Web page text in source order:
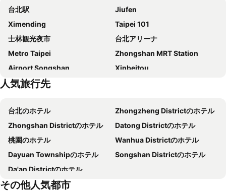
Jin Hua Hotel
Mucha Hotel
Fairytale Yi Su Hotspring Hotel
Cuncyue Hot Spring Resort
Hive Hotel
Yamagata Kaku Hotel & Spa
エブリデイ ホット スプリング ホテル (毎日温泉旅店)
AOIKE Hot Spring Hotel
キングタウンホテル
グァン シャン センチュリー (冠翔世紀)
Yunoyado Onsen-jiaoxi
Anho Chew Hotel
シャンパーニュ ホテル
King Lo Tung Hotel
MU Jiaoxi Hotel
沐谷親子溫泉會館
Fu Hsiang Hotel
Yilan Happiness Inn
Chen So Hotel
Kavalan Hotel
Aleex Villa
台北駅
Jiufen
Ximending
Taipei 101
士林観光夜市
台北アリーナ
Metro Taipei
Zhongshan MRT Station
Airport Songshan
Xinbeitou
Taipei Bridge MRT Station
Beitou Hot Spring
Daan District
Songshan District
Eastern District of Taipei
Minquan W. Road MRT Station
Shipei MRT Station
Yilan Brewery
Jiaoxi Train Station
Yilan Jiaoxi Hotspring Park
Luodong Train Station
人気旅行先
台北のホテル
Zhongzheng Districtのホテル
Zhongshan Districtのホテル
Datong Districtのホテル
桃園のホテル
Wanhua Districtのホテル
Dayuan Townshipのホテル
Songshan Districtのホテル
Da'an Districtのホテル
その他人気都市